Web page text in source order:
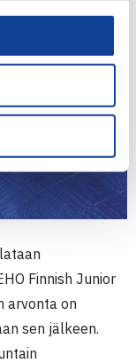
Turussa
Finnish Junior
arvonta on
sen jälkeen.